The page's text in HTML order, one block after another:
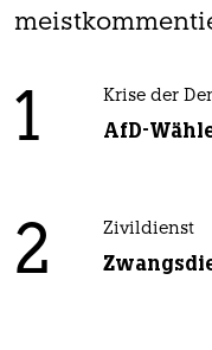
1 Krise der
AfD-
2 Zivildienst